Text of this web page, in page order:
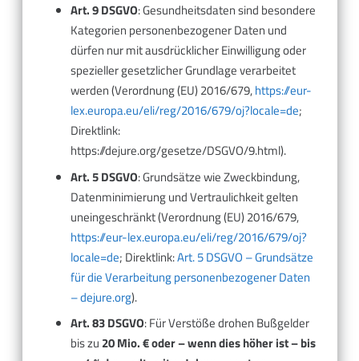
Art. 9 DSGVO: Gesundheitsdaten sind besondere
Kategorien personenbezogener Daten und
dürfen nur mit ausdrücklicher Einwilligung oder
spezieller gesetzlicher Grundlage verarbeitet
werden (Verordnung (EU) 2016/679,https://eur-
lex.europa.eu/eli/reg/2016/679/oj?locale=de;
Direktlink:
https://dejure.org/gesetze/DSGVO/9.html).
Art. 5 DSGVO: Grundsätze wie Zweckbindung,
Datenminimierung und Vertraulichkeit gelten
uneingeschränkt (Verordnung (EU) 2016/679,
https://eur-lex.europa.eu/eli/reg/2016/679/oj?
locale=de; Direktlink:Art. 5 DSGVO – Grundsätze
für die Verarbeitung personenbezogener Daten
– dejure.org).
Art. 83 DSGVO: Für Verstöße drohen Bußgelder
bis zu 20 Mio. € oder – wenn dies höher ist – bis